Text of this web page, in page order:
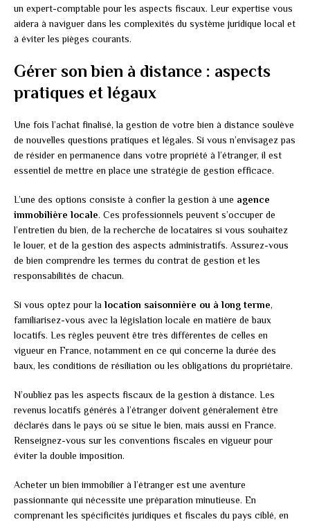
un expert-comptable pour les aspects fiscaux. Leur expertise vous
aidera à naviguer dans les complexités du système juridique local et
à éviter les pièges courants.
Gérer son bien à distance : aspects
pratiques et légaux
Une fois l’achat finalisé, la gestion de votre bien à distance soulève
de nouvelles questions pratiques et légales. Si vous n’envisagez pas
de résider en permanence dans votre propriété à l’étranger, il est
essentiel de mettre en place une stratégie de gestion efficace.
L’une des options consiste à confier la gestion à une agence
immobilière locale. Ces professionnels peuvent s’occuper de
l’entretien du bien, de la recherche de locataires si vous souhaitez
le louer, et de la gestion des aspects administratifs. Assurez-vous
de bien comprendre les termes du contrat de gestion et les
responsabilités de chacun.
Si vous optez pour la location saisonnière ou à long terme,
familiarisez-vous avec la législation locale en matière de baux
locatifs. Les règles peuvent être très différentes de celles en
vigueur en France, notamment en ce qui concerne la durée des
baux, les conditions de résiliation ou les obligations du propriétaire.
N’oubliez pas les aspects fiscaux de la gestion à distance. Les
revenus locatifs générés à l’étranger doivent généralement être
déclarés dans le pays où se situe le bien, mais aussi en France.
Renseignez-vous sur les conventions fiscales en vigueur pour
éviter la double imposition.
Acheter un bien immobilier à l’étranger est une aventure
passionnante qui nécessite une préparation minutieuse. En
comprenant les spécificités juridiques et fiscales du pays ciblé, en